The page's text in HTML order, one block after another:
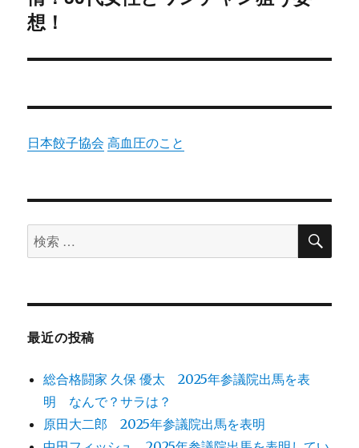
シ
投
稿:
想！
日本餃子協会 高血圧のこと
検
索
象:
検
最近の投稿
総合格闘家 久保 優太 2025年参議院出馬を表
明 なんで？サラは？
原田大二郎 2025年参議院出馬を表明